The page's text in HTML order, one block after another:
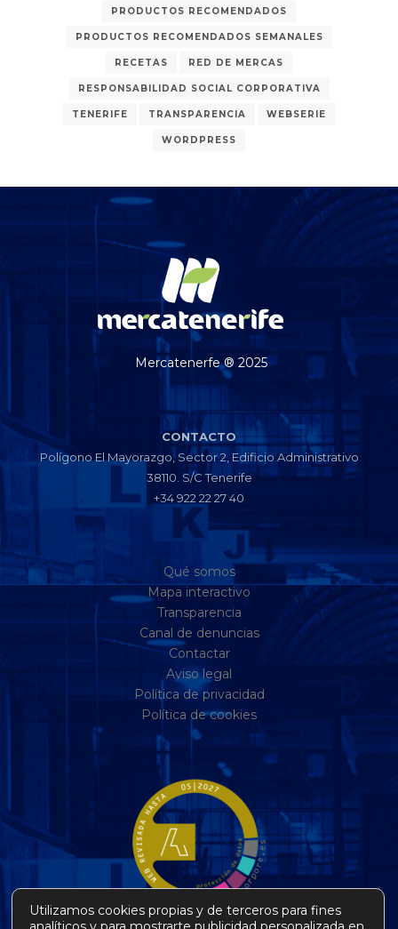
PRODUCTOS RECOMENDADOS
PRODUCTOS RECOMENDADOS SEMANALES
RECETAS RED DE MERCAS
RESPONSABILIDAD SOCIAL CORPORATIVA
TENERIFE TRANSPARENCIA WEBSERIE
WORDPRESS
Mercatenerfe ® 2025
CONTACTO
Polígono El Mayorazgo, Sector 2, Edificio Administrativo
38110. S/C Tenerife
+34 922 22 27 40
Qué somos
Mapa interactivo
Transparencia
Canal de denuncias
Contactar
Aviso legal
Política de privacidad
Política de cookies
Utilizamos cookies propias y de terceros para fines